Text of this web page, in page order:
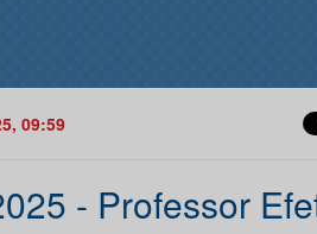
09:59
- Professor